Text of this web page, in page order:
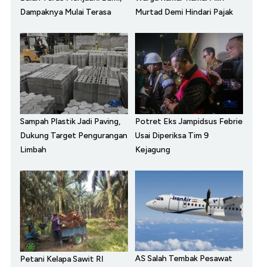
Dampaknya Mulai Terasa
Murtad Demi Hindari Pajak
Sampah Plastik Jadi Paving,
Dukung Target Pengurangan
Limbah
Potret Eks Jampidsus Febrie
Usai Diperiksa Tim 9
Kejagung
Petani Kelapa Sawit RI
AS Salah Tembak Pesawat